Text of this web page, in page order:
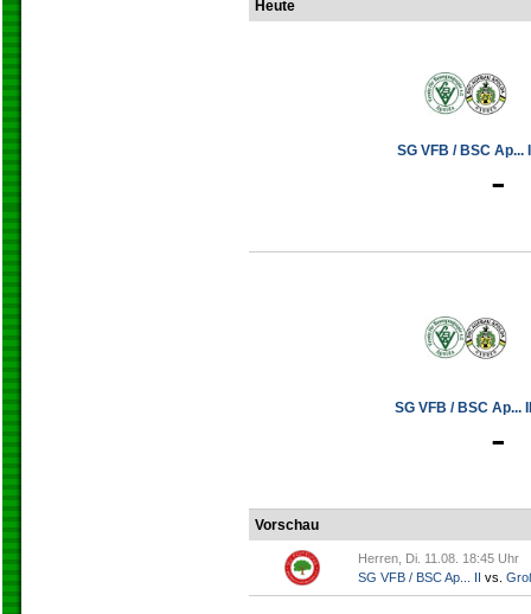
Heute
SG VFB / BSC Ap...
-
SG VFB / BSC Ap...
-
Vorschau
Herren, Di. 11.08. 18:45 Uhr
SG VFB / BSC Ap... II vs.